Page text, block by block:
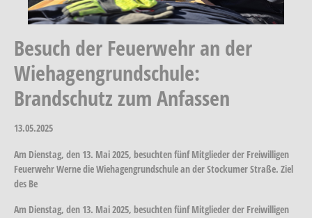
Besuch der Feuerwehr an der
Wiehagengrundschule:
Brandschutz zum Anfassen
13.05.2025
Am Dienstag, den 13. Mai 2025, besuchten fünf Mitglieder der Freiwilligen
Feuerwehr Werne die Wiehagengrundschule an der Stockumer Straße. Ziel
des Be
Am Dienstag, den 13. Mai 2025, besuchten fünf Mitglieder der Freiwilligen